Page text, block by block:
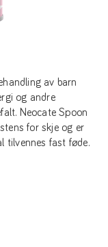
av barn
og andre
Neocate Spoon
for skje og er
tilvennes fast føde.